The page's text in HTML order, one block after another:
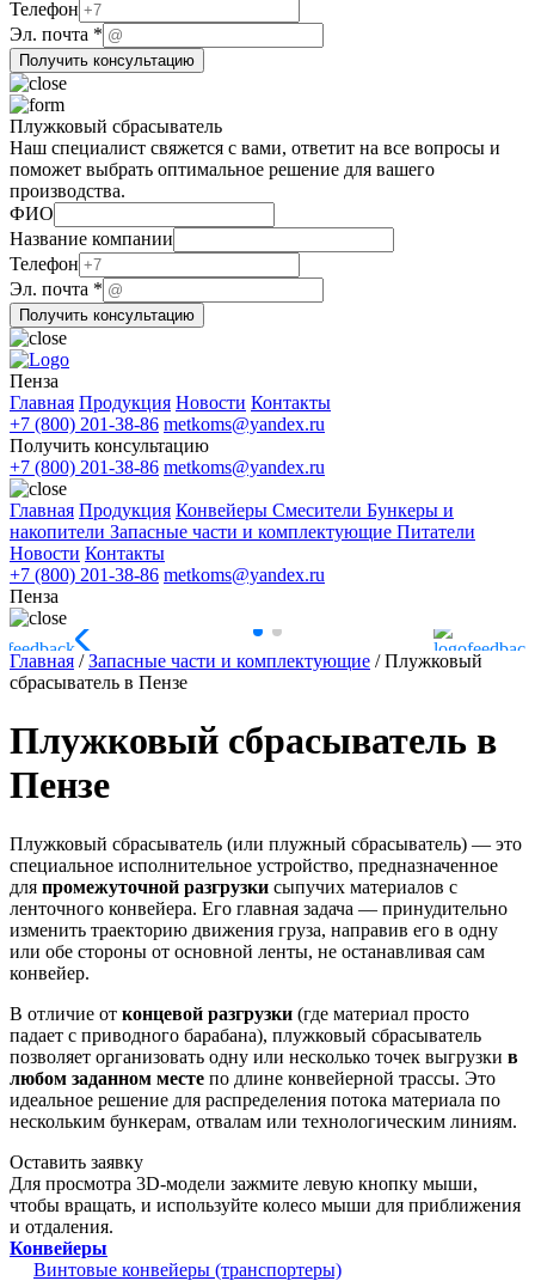
Эл.
Телефон
компании
Телефон
Эл. почта *
Получить консультацию
Плужковый сбрасыватель
Наш специалист свяжется с вами, ответит на все вопросы и
поможет выбрать оптимальное решение для вашего
производства.
почта
Телефон
компании
ФИО
Название компании
Телефон
Эл. почта *
Получить консультацию
Пенза
Главная Продукция Новости Контакты
+7 (800) 201-38-86 metkoms@yandex.ru
Получить консультацию
+7 (800) 201-38-86 metkoms@yandex.ru
Главная Продукция Конвейеры Смесители Бункеры и
накопители Запасные части и комплектующие Питатели
Новости Контакты
+7 (800) 201-38-86 metkoms@yandex.ru
Пенза
Главная /Запасные части и комплектующие /Плужковый
сбрасыватель в Пензе
Плужковый сбрасыватель в
Пензе
Плужковый сбрасыватель (или плужный сбрасыватель) — это
специальное исполнительное устройство, предназначенное
для промежуточной разгрузки сыпучих материалов с
ленточного конвейера. Его главная задача — принудительно
изменить траекторию движения груза, направив его в одну
или обе стороны от основной ленты, не останавливая сам
конвейер.
В отличие от концевой разгрузки (где материал просто
падает с приводного барабана), плужковый сбрасыватель
позволяет организовать одну или несколько точек выгрузки в
любом заданном месте по длине конвейерной трассы. Это
идеальное решение для распределения потока материала по
нескольким бункерам, отвалам или технологическим линиям.
Оставить заявку
Для просмотра 3D-модели зажмите левую кнопку мыши,
чтобы вращать, и используйте колесо мыши для приближения
и отдаления.
Конвейеры
Винтовые конвейеры (транспортеры)